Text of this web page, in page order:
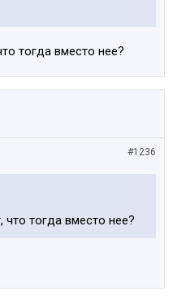
тогда вместо нее?
#1236
что тогда вместо нее?